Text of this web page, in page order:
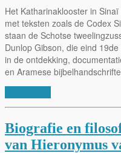
Het Katharinaklooster in
met teksten zoals de Codex
staan de Schotse
Dunlop Gibson, die eind
in de ontdekking,
en Aramese
Biografie en
van Hieronymus